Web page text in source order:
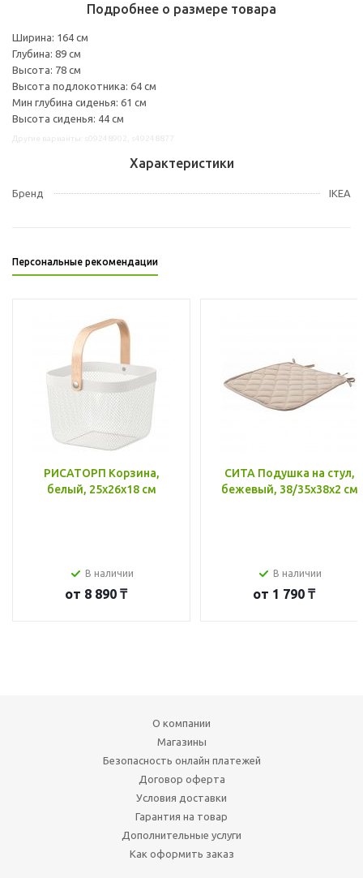
Подробнее о размере товара
Ширина: 164 см
Глубина: 89 см
Высота: 78 см
Высота подлокотника: 64 см
Мин глубина сиденья: 61 см
Высота сиденья: 44 см
Характеристики
Бренд IKEA
Персональные рекомендации
РИСАТОРП Корзина,
белый, 25x26x18 см
В наличии
от 8 890 ₸
СИТА Подушка на стул,
бежевый, 38/35x38x2 см
В наличии
от 1 790 ₸
О компании
Магазины
Безопасность онлайн платежей
Договор оферта
Условия доставки
Гарантия на товар
Дополнительные услуги
Как оформить заказ